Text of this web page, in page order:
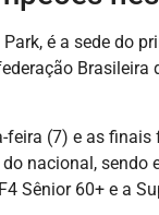
é a sede do
(7) e as
nacional, sendo
Sênior 60+ e a